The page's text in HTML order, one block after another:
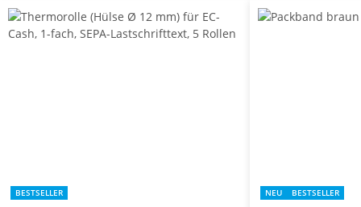
BESTSELLER NEU BESTSELLER